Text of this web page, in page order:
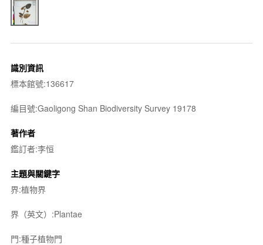
識別資訊
標本館號:136617
編目號:Gaoligong Shan Biodiversity Survey 19178
著作者
鑑訂者:李恒
主題與關鍵字
界:植物界
界（英文）:Plantae
門:種子植物門